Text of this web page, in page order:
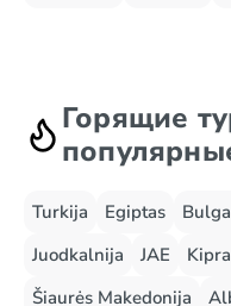
Горящие
Turkija Egiptas
Juodkalnija
JAE
Šiaurės Makedonija